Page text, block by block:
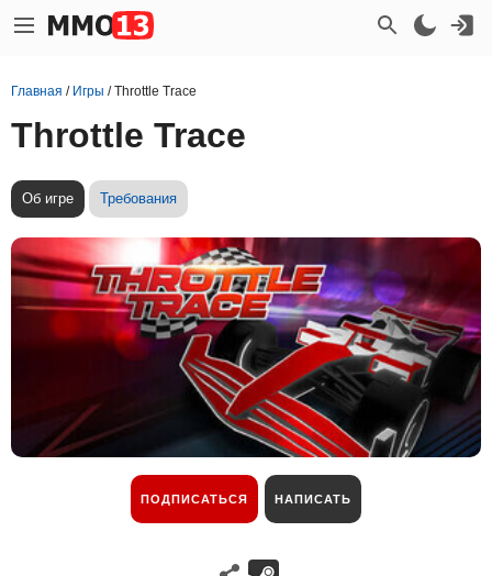
Главная / Игры /Throttle Trace
Throttle Trace
Об игре Требования
ПОДПИСАТЬСЯ НАПИСАТЬ